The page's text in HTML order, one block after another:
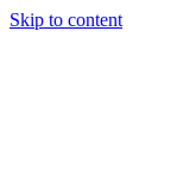
Skip to content